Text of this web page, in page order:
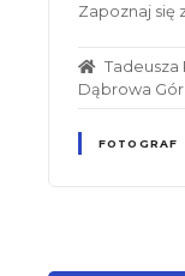
Zapoznaj się
Tadeusza
Dąbrowa
FOTOGRAF